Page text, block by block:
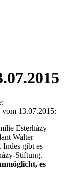
vom 13.07.2015:
Esterházy
Walter
Indes gibt es
Stiftung.
es